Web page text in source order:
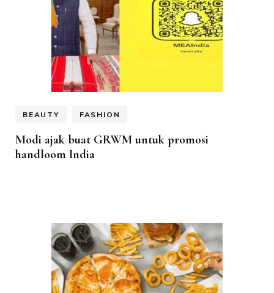
BEAUTY FASHION
Modi ajak buat GRWM untuk promosi
handloom India